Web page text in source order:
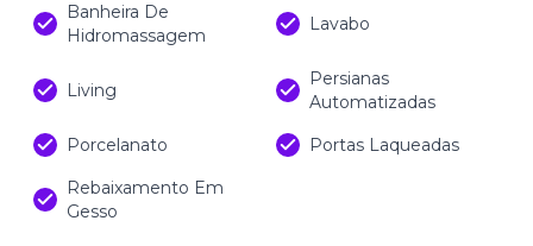
Banheira De
Hidromassagem
Lavabo
Living
Persianas
Automatizadas
Porcelanato
Portas Laqueadas
Rebaixamento Em
Gesso